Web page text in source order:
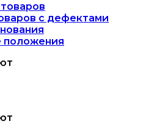
с дефектами
положения